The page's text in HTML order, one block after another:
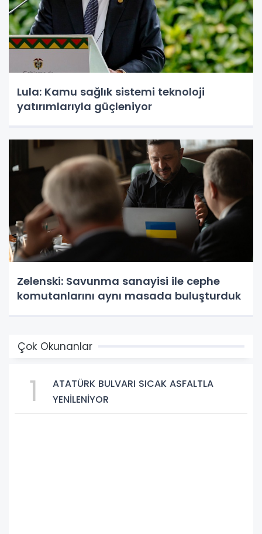
Lula: Kamu sağlık sistemi teknoloji
yatırımlarıyla güçleniyor
Zelenski: Savunma sanayisi ile cephe
komutanlarını aynı masada buluşturduk
Çok Okunanlar
1
ATATÜRK BULVARI SICAK ASFALTLA
YENİLENİYOR